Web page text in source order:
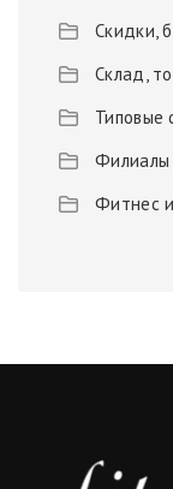
Скидки,
Склад,
Типовые
Филиалы
Фитнес